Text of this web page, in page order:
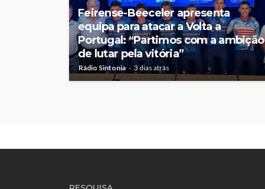
Feirense-Beeceler apresenta
equipa para atacar a Volta a
Portugal: “Partimos com a ambição
de lutar pela vitória”
Rádio Sintonia 3 dias atrás